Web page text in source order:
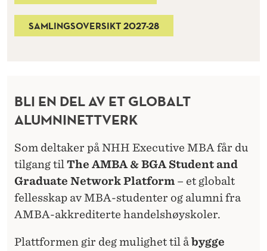
SAMLINGSOVERSIKT 2027-28
BLI EN DEL AV ET GLOBALT
ALUMNINETTVERK
Som deltaker på NHH Executive MBA får du
tilgang til The AMBA & BGA Student and
Graduate Network Platform – et globalt
fellesskap av MBA-studenter og alumni fra
AMBA-akkrediterte handelshøyskoler.
Plattformen gir deg mulighet til åbygge